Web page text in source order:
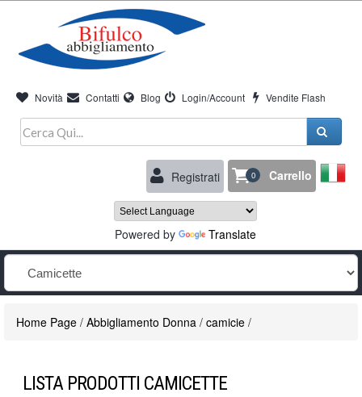
Novità Contatti Blog Login/Account Vendite Flash
Registrati 0 Carrello
Powered by Translate
Home Page / Abbigliamento Donna / camicie /
LISTA PRODOTTI CAMICETTE